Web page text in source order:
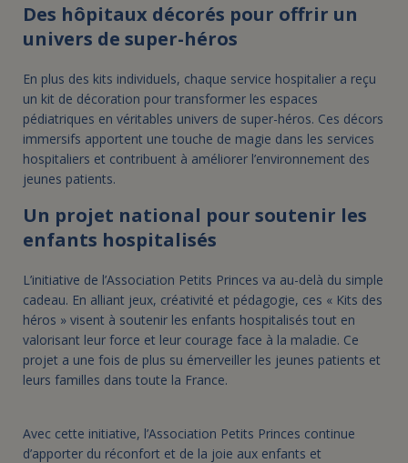
Des hôpitaux décorés pour offrir un
univers de super-héros
En plus des kits individuels, chaque service hospitalier a reçu
un kit de décoration pour transformer les espaces
pédiatriques en véritables univers de super-héros. Ces décors
immersifs apportent une touche de magie dans les services
hospitaliers et contribuent à améliorer l’environnement des
jeunes patients.
Un projet national pour soutenir les
enfants hospitalisés
L’initiative de l’Association Petits Princes va au-delà du simple
cadeau. En alliant jeux, créativité et pédagogie, ces « Kits des
héros » visent à soutenir les enfants hospitalisés tout en
valorisant leur force et leur courage face à la maladie. Ce
projet a une fois de plus su émerveiller les jeunes patients et
leurs familles dans toute la France.
Avec cette initiative, l’Association Petits Princes continue
d’apporter du réconfort et de la joie aux enfants et